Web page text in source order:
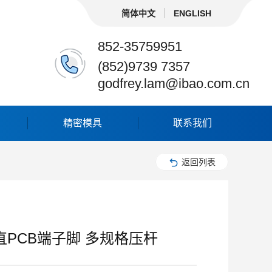
852-35759951
(852)9739 7357
godfrey.lam@ibao.com.cn
简体中文 ENGLISH
精密模具 联系我们
返回列表
PCB端子脚 多规格压杆